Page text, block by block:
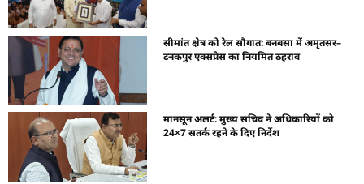
सीमांत क्षेत्र को रेल सौगात: बनबसा में अमृतसर–
टनकपुर एक्सप्रेस का नियमित ठहराव
मानसून अलर्ट: मुख्य सचिव ने अधिकारियों को
24×7 सतर्क रहने के दिए निर्देश